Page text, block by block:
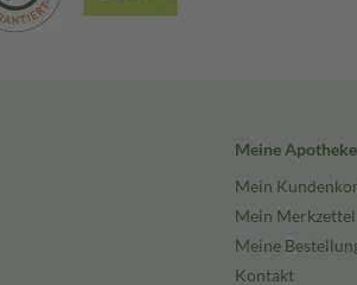
Meine Apotheke
Mein
Mein Merkzettel
Meine
Kontakt